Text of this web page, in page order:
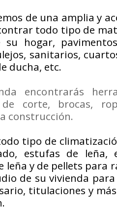
de una amplia y
todo tipo de
su hogar,
sanitarios,
ducha, etc.
encontrarás
de corte, brocas,
construcción.
tipo de
estufas de leña,
leña y de pellets para
de su vivienda
titulaciones y